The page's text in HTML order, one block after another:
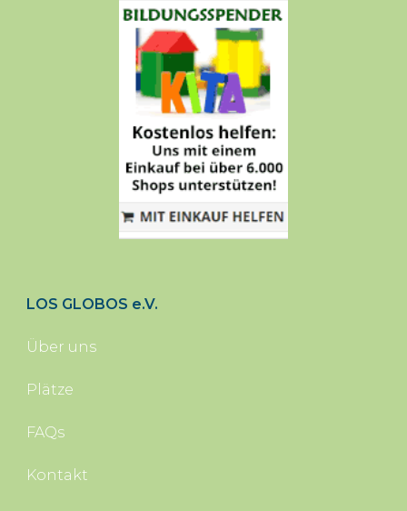
LOS GLOBOS e.V.
Über uns
Plätze
FAQs
Kontakt